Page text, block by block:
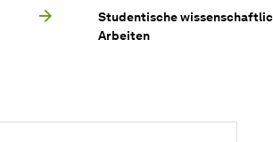
Studentische
Arbeiten